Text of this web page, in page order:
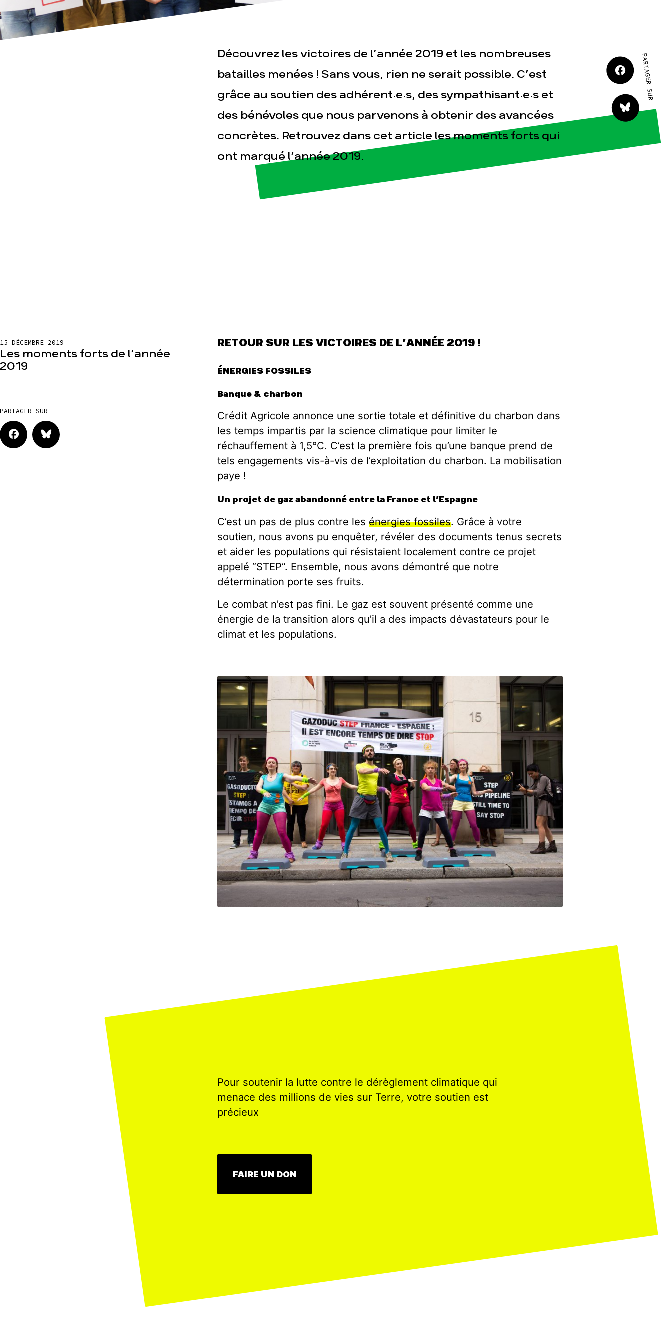
Espace presse Publications Contact
Découvrez les victoires de l’année 2019 et les nombreuses
batailles menées ! Sans vous, rien ne serait possible. C’est
grâce au soutien des adhérent·e·s, des sympathisant·e·s et
des bénévoles que nous parvenons à obtenir des avancées
concrètes. Retrouvez dans cet article les moments forts qui
ont marqué l’année 2019.
PARTAGER SUR
15 DÉCEMBRE 2019
Les moments forts de l’année
2019
PARTAGER SUR
RETOUR SUR LES VICTOIRES DE L’ANNÉE 2019 !
ÉNERGIES FOSSILES
Banque & charbon
Crédit Agricole annonce une sortie totale et définitive du charbon dans
les temps impartis par la science climatique pour limiter le
réchauffement à 1,5°C. C’est la première fois qu’une banque prend de
tels engagements vis-à-vis de l’exploitation du charbon. La mobilisation
paye !
Un projet de gaz abandonné entre la France et l’Espagne
C’est un pas de plus contre lesénergies fossiles. Grâce à votre
soutien, nous avons pu enquêter, révéler des documents tenus secrets
et aider les populations qui résistaient localement contre ce projet
appelé “STEP”. Ensemble, nous avons démontré que notre
détermination porte ses fruits.
Le combat n’est pas fini. Le gaz est souvent présenté comme une
énergie de la transition alors qu’il a des impacts dévastateurs pour le
climat et les populations.
Pour soutenir la lutte contre le dérèglement climatique qui
menace des millions de vies sur Terre, votre soutien est
précieux
FAIRE UN DON